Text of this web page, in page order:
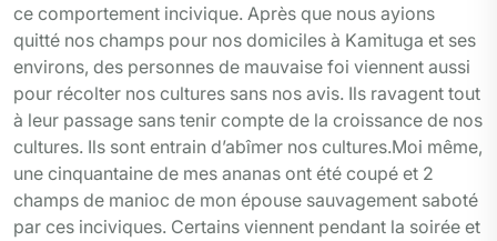
ce comportement incivique. Après que nous ayions
quitté nos champs pour nos domiciles à Kamituga et ses
environs, des personnes de mauvaise foi viennent aussi
pour récolter nos cultures sans nos avis. Ils ravagent tout
à leur passage sans tenir compte de la croissance de nos
cultures. Ils sont entrain d’abîmer nos cultures.Moi même,
une cinquantaine de mes ananas ont été coupé et 2
champs de manioc de mon épouse sauvagement saboté
par ces inciviques. Certains viennent pendant la soirée et